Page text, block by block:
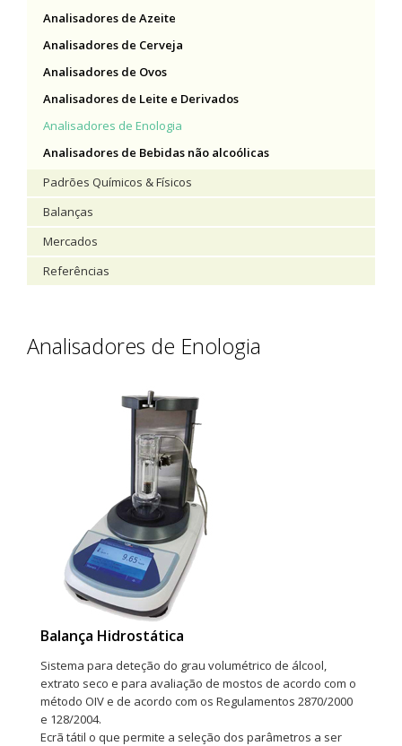
Analisadores de Azeite
Analisadores de Cerveja
Analisadores de Ovos
Analisadores de Leite e Derivados
Analisadores de Enologia
Analisadores de Bebidas não alcoólicas
Padrões Químicos & Físicos
Balanças
Mercados
Referências
Analisadores de Enologia
Balança Hidrostática
Sistema para deteção do grau volumétrico de álcool,
extrato seco e para avaliação de mostos de acordo com o
método OIV e de acordo com os Regulamentos 2870/2000
e 128/2004.
Ecrã tátil o que permite a seleção dos parâmetros a ser